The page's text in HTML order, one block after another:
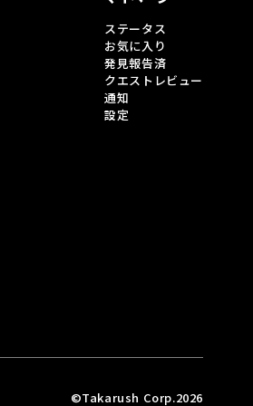
ステータス
お気に入り
発見報告済
クエストレビュー
通知
設定
©Takarush Corp.2026